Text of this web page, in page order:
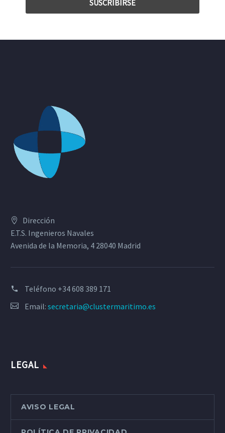
Dirección
E.T.S. Ingenieros Navales
Avenida de la Memoria, 4 28040 Madrid
Teléfono +34 608 389 171
Email: secretaria@clustermaritimo.es
LEGAL
AVISO LEGAL